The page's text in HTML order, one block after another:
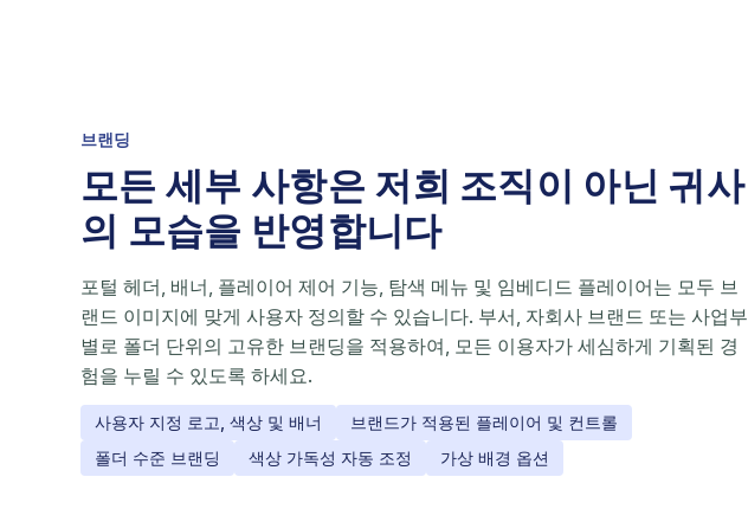
브랜딩
모든 세부 사항은 저희 조직이 아닌 귀사
의 모습을 반영합니다
포털 헤더, 배너, 플레이어 제어 기능, 탐색 메뉴 및 임베디드 플레이어는 모두 브
랜드 이미지에 맞게 사용자 정의할 수 있습니다. 부서, 자회사 브랜드 또는 사업부
별로 폴더 단위의 고유한 브랜딩을 적용하여, 모든 이용자가 세심하게 기획된 경
험을 누릴 수 있도록 하세요.
사용자 지정 로고, 색상 및 배너
브랜드가 적용된 플레이어 및 컨트롤
폴더 수준 브랜딩
색상 가독성 자동 조정 가상 배경 옵션